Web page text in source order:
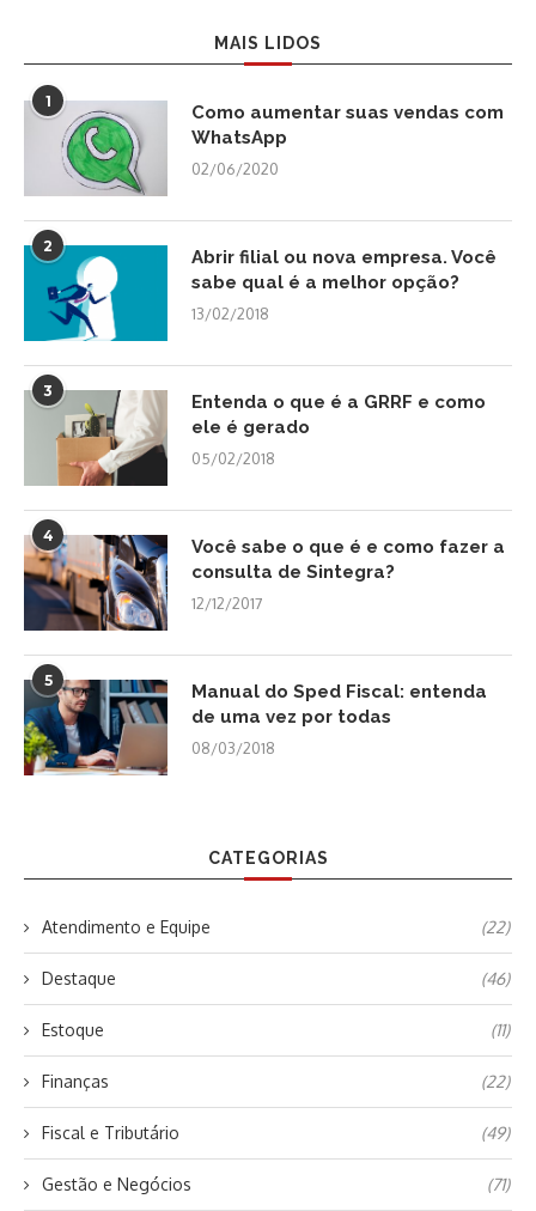
MAIS LIDOS
1
Como aumentar suas vendas com
WhatsApp
02/06/2020
2
Abrir filial ou nova empresa. Você
sabe qual é a melhor opção?
13/02/2018
3
Entenda o que é a GRRF e como
ele é gerado
05/02/2018
4
Você sabe o que é e como fazer a
consulta de Sintegra?
12/12/2017
5
Manual do Sped Fiscal: entenda
de uma vez por todas
08/03/2018
CATEGORIAS
Atendimento e Equipe (22)
Destaque (46)
Estoque (11)
Finanças (22)
Fiscal e Tributário (49)
Gestão e Negócios (71)